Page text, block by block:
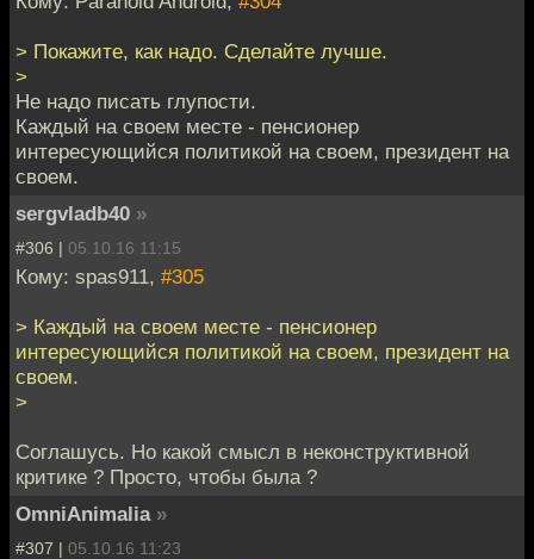
> Покажите, как надо. Сделайте лучше.
>
Не надо писать глупости.
Каждый на своем месте - пенсионер
интересующийся политикой на своем, президент на
своем.
sergvladb40 »
#306 | 05.10.16 11:15
Кому: spas911, #305
> Каждый на своем месте - пенсионер
интересующийся политикой на своем, президент на
своем.
>
Соглашусь. Но какой смысл в неконструктивной
критике ? Просто, чтобы была ?
OmniAnimalia »
#307 | 05.10.16 11:23